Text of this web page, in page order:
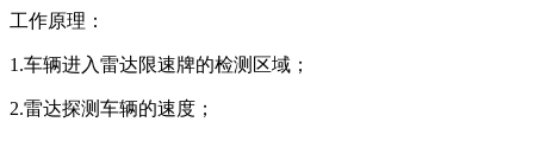
工作原理：
1.车辆进入雷达限速牌的检测区域；
2.雷达探测车辆的速度；